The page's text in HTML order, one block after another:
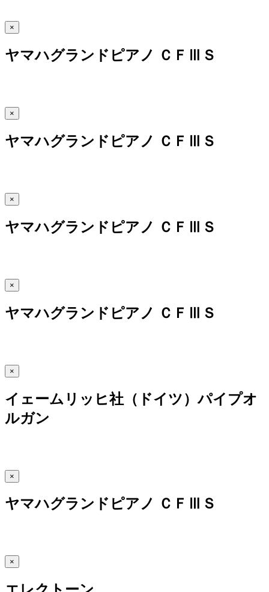
×
ヤマハグランドピアノ ＣＦⅢＳ
×
ヤマハグランドピアノ ＣＦⅢＳ
×
ヤマハグランドピアノ ＣＦⅢＳ
×
ヤマハグランドピアノ ＣＦⅢＳ
×
イェームリッヒ社（ドイツ）パイプオ
ルガン
×
ヤマハグランドピアノ ＣＦⅢＳ
×